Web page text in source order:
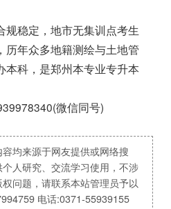
稳定，地市无集训点考生
历年众多地籍测绘与土地管
本科，是郑州本专业专升本
微信同号)
均来源于网友提供或网络搜
人研究、交流学习使用，不涉
问题，请联系本站管理员予以
电话:0371-55939155